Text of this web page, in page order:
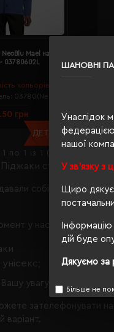
ШАНОВНІ
Унаслідок
федерацією
нашої
У зв'язку з
Щиро
дій буде
Дякуємо за
Більше не
стать унісекс;
собі таке
у нас є, що Вам
увагу, що з таким
зателефонувати
варіант.
кольорів:
03780(NeoBlu)
Mael насиченний
03780602L
грн
ДЕТАЛЬНІШЕ...
по 1 із 1 (1 сторінок)